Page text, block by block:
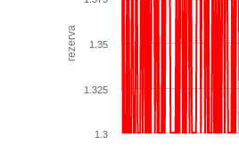
rezerva
1.3
1.325
1.35